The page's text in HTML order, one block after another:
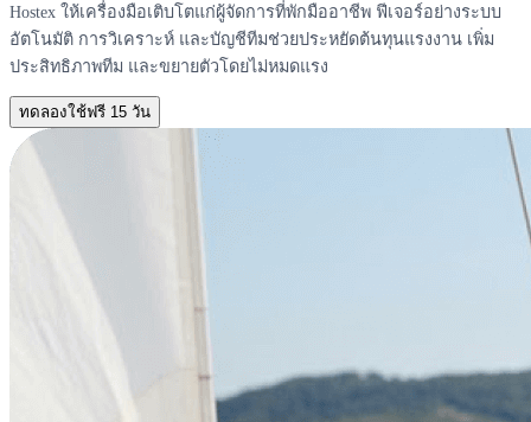
Hostex ให้เครื่องมือเติบโตแก่ผู้จัดการที่พักมืออาชีพ ฟีเจอร์อย่างระบบ
อัตโนมัติ การวิเคราะห์ และบัญชีทีมช่วยประหยัดต้นทุนแรงงาน เพิ่ม
ประสิทธิภาพทีม และขยายตัวโดยไม่หมดแรง
ทดลองใช้ฟรี 15 วัน